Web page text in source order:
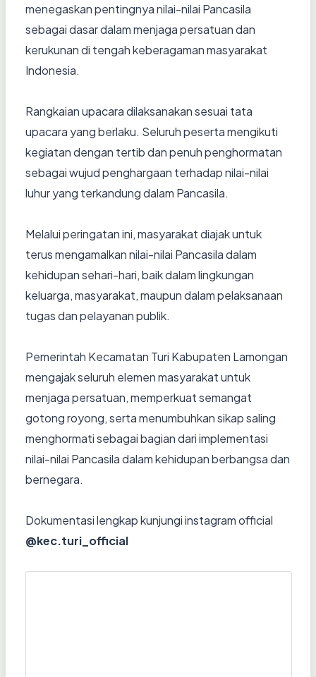
menegaskan pentingnya nilai-nilai Pancasila
sebagai dasar dalam menjaga persatuan dan
kerukunan di tengah keberagaman masyarakat
Indonesia.
Rangkaian upacara dilaksanakan sesuai tata
upacara yang berlaku. Seluruh peserta mengikuti
kegiatan dengan tertib dan penuh penghormatan
sebagai wujud penghargaan terhadap nilai-nilai
luhur yang terkandung dalam Pancasila.
Melalui peringatan ini, masyarakat diajak untuk
terus mengamalkan nilai-nilai Pancasila dalam
kehidupan sehari-hari, baik dalam lingkungan
keluarga, masyarakat, maupun dalam pelaksanaan
tugas dan pelayanan publik.
Pemerintah Kecamatan Turi Kabupaten Lamongan
mengajak seluruh elemen masyarakat untuk
menjaga persatuan, memperkuat semangat
gotong royong, serta menumbuhkan sikap saling
menghormati sebagai bagian dari implementasi
nilai-nilai Pancasila dalam kehidupan berbangsa dan
bernegara.
Dokumentasi lengkap kunjungi instagram official
@kec.turi_official